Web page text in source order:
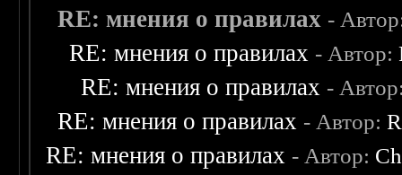
RE: мнения о правилах -
RE: мнения о правилах - Автор:
RE: мнения о правилах -
RE: мнения о правилах - Автор:
RE: мнения о правилах - Автор: